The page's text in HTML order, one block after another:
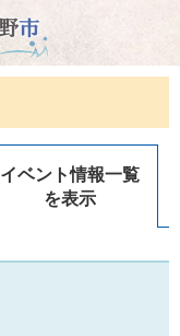
イベント情報一覧
を表示